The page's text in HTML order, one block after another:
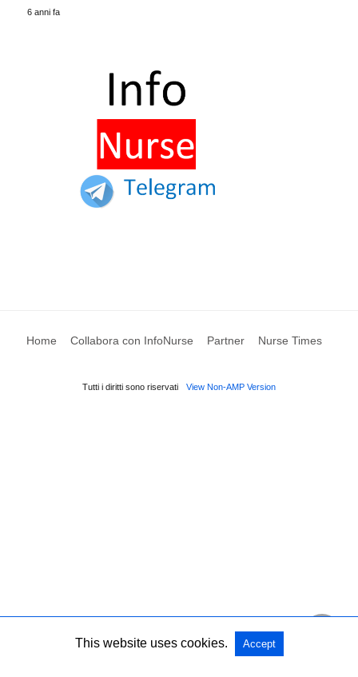
6 anni fa
Home Collabora con InfoNurse Partner Nurse Times
Tutti i diritti sono riservati View Non-AMP Version
This website uses cookies. Accept